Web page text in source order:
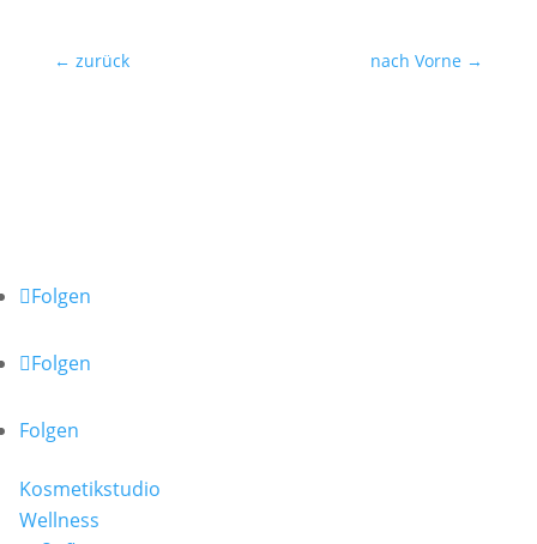
← zurück nach Vorne →
Folgen
Folgen
Folgen
Kosmetikstudio
Wellness